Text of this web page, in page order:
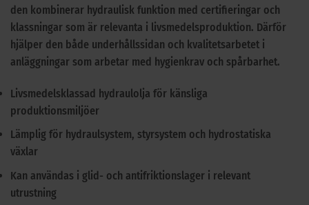
den kombinerar hydraulisk funktion med certifieringar och
klassningar som är relevanta i livsmedelsproduktion. Därför
hjälper den både underhållssidan och kvalitetsarbetet i
anläggningar som arbetar med hygienkrav och spårbarhet.
Livsmedelsklassad hydraulolja för känsliga
produktionsmiljöer
Lämplig för hydraulsystem, styrsystem och hydrostatiska
växlar
Kan användas i glid- och antifriktionslager i relevant
utrustning